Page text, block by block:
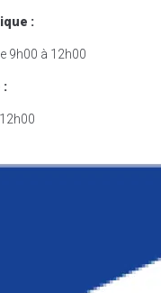
:
9h00 à 12h00
: